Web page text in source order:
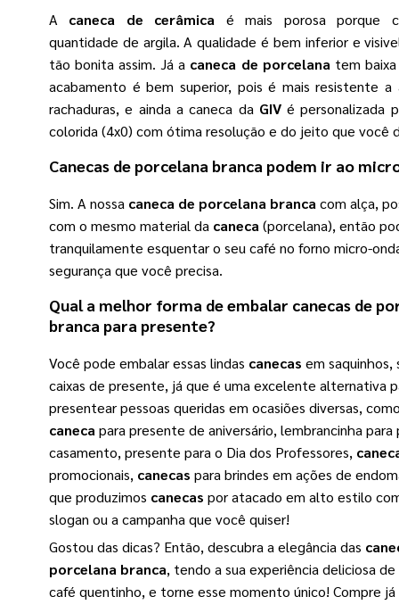
A caneca de cerâmica é mais porosa porque
quantidade de argila. A qualidade é bem inferior e
tão bonita assim. Já a caneca de porcelanatem baixa
acabamento é bem superior, pois é mais resistente a
rachaduras, e ainda a caneca da GIVé personalizada
colorida (4x0) com ótima resolução e do jeito que você
Canecas de porcelana branca podem ir ao
Sim. A nossa caneca de porcelana brancacom alça,
com o mesmo material da caneca(porcelana), então
tranquilamente esquentar o seu café no forno micro-
segurança que você precisa.
Qual a melhor forma de embalar canecas de
branca para presente?
Você pode embalar essas lindas canecas em saquinhos,
caixas de presente, já que é uma excelente alternativa
presentear pessoas queridas em ocasiões diversas,
canecapara presente de aniversário, lembrancinha para
casamento, presente para o Dia dos Professores,
promocionais, canecas para brindes em ações de
que produzimos canecas por atacado em alto estilo
slogan ou a campanha que você quiser!
Gostou das dicas? Então, descubra a elegância das
porcelana branca, tendo a sua experiência deliciosa
café quentinho, e torne esse momento único! Compre já